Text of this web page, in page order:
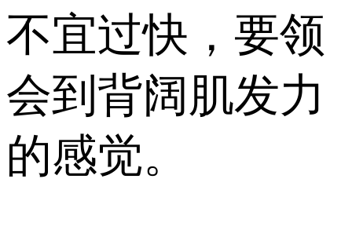
不宜过快，要领
会到背阔肌发力
的感觉。